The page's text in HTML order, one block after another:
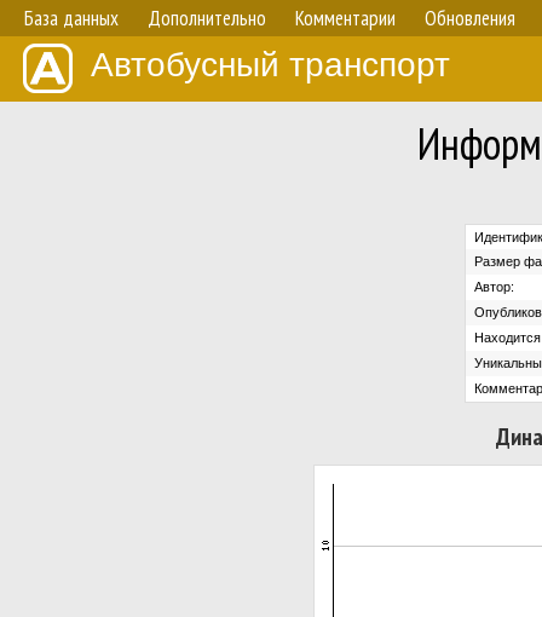
База данных Дополнительно Комментарии Обновления
Автобусный транспорт
Размер
Автор: